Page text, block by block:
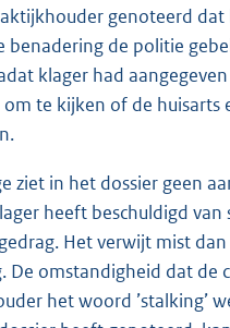
genoteerd dat
benadering de politie
klager had
te kijken of de huisarts
ziet in het dossier geen
heeft beschuldigd
Het verwijt mist
De omstandigheid dat de
het woord ’stalking’